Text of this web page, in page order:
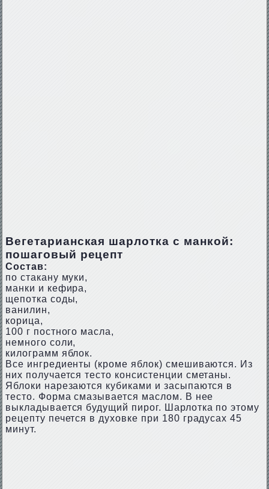
Вегетарианская шарлотка с манкой:
пошаговый рецепт
Состав:
по стакану муки,
манки и кефира,
щепотка соды,
ванилин,
корица,
100 г постного масла,
немного соли,
килограмм яблок.
Все ингредиенты (кроме яблок) смешиваются. Из
них получается тесто консистенции сметаны.
Яблоки нарезаются кубиками и засыпаются в
тесто. Форма смазывается маслом. В нее
выкладывается будущий пирог. Шарлотка по этому
рецепту печется в духовке при 180 градусах 45
минут.